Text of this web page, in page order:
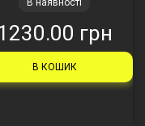
В наявності
грн
В КОШИК